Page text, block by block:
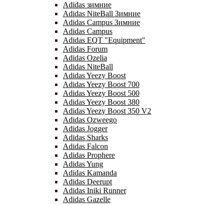
Adidas зимние
Adidas NiteBall Зимние
Adidas Campus Зимние
Adidas Campus
Adidas EQT "Equipment"
Adidas Forum
Adidas Ozelia
Adidas NiteBall
Adidas Yeezy Boost
Adidas Yeezy Boost 700
Adidas Yeezy Boost 500
Adidas Yeezy Boost 380
Adidas Yeezy Boost 350 V2
Adidas Ozweego
Adidas Jogger
Adidas Sharks
Adidas Falcon
Adidas Prophere
Adidas Yung
Adidas Kamanda
Adidas Deerupt
Adidas Iniki Runner
Adidas Gazelle